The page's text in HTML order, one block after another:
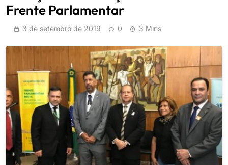
Frente Parlamentar
3 de setembro de 2019 0 3 Mins